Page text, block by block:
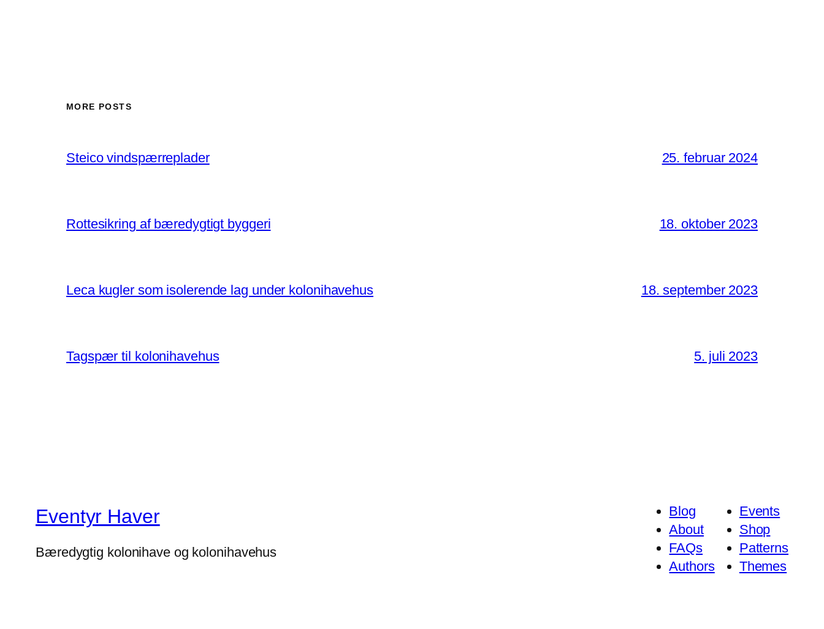
MORE POSTS
Steico vindspærreplader 25. februar 2024
Rottesikring af bæredygtigt byggeri 18. oktober 2023
Leca kugler som isolerende lag under kolonihavehus 18. september 2023
Tagspær til kolonihavehus 5. juli 2023
Eventyr Haver
Bæredygtig kolonihave og kolonihavehus
Blog
About
FAQs
Authors
Events
Shop
Patterns
Themes